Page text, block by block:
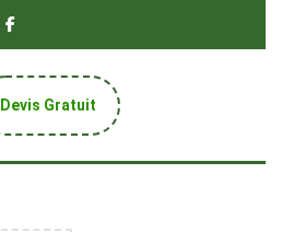
Devis Gratuit Get
A